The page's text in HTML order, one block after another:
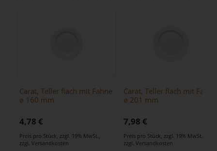
Carat, Teller flach mit Fahne
ø 160 mm
4,78 €
Preis pro Stück zzgl. 19% MwSt.
zzgl. Versandkosten
Carat, Teller flach mit Fahne
ø 201 mm
7,98 €
Preis pro Stück zzgl. 19% MwSt.
zzgl. Versandkosten